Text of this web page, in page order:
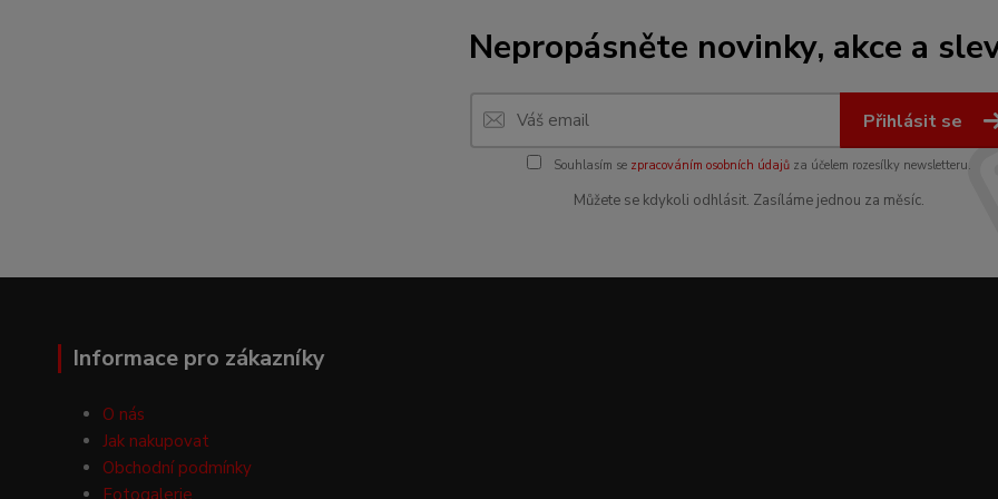
Nepropásněte novinky, akce a
Přihlásit se
Souhlasím se zpracováním osobních údajůza účelem rozesílky newsletteru.
Můžete se kdykoli odhlásit. Zasíláme jednou za měsíc.
Informace pro zákazníky
O nás
Jak nakupovat
Obchodní podmínky